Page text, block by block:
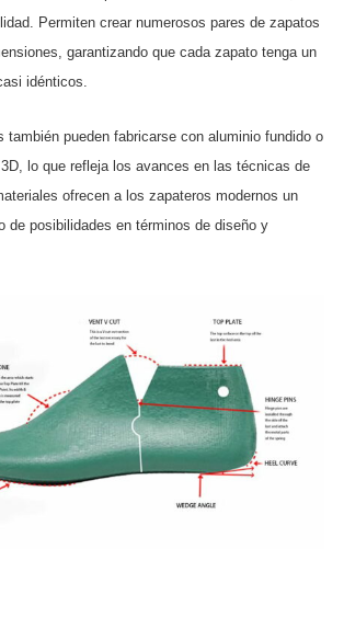
Permiten crear numerosos pares de zapatos
garantizando que cada zapato tenga un
idénticos.
también pueden fabricarse con aluminio fundido o
lo que refleja los avances en las técnicas de
ofrecen a los zapateros modernos un
de posibilidades en términos de diseño y